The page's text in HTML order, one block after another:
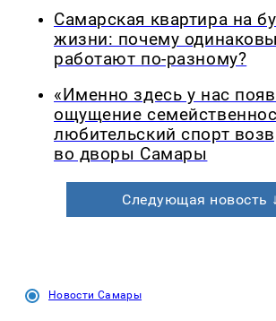
Самарская квартира на
жизни: почему
работают по-разному?
«Именно здесь у нас
ощущение
любительский спорт
во дворы Самары
Следующая новость ↓
Новости Самары